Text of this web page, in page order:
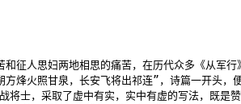
和征人思妇两地相思的痛苦，在历代众多《从
烽火照甘泉，长安飞将出祁连”，诗篇一开头
士，采取了虚中有实，实中有虚的写法，既是